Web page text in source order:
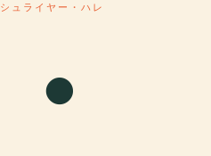
ュライヤー・ハレ